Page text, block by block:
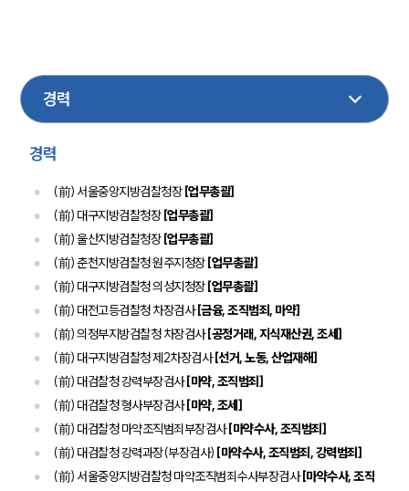
그룹소개
그룹소개
대륜의 강점
오시는 길
글로벌 파트너 로펌
고객의 소리
통합검색
디지털포렌식
경력
(前) 서울중앙지방검찰청장[업무총괄]
(前) 대구지방검찰청장[업무총괄]
(前) 울산지방검찰청장[업무총괄]
(前) 춘천지방검찰청 원주지청장[업무총괄]
(前) 대구지방검찰청 의성지청장[업무총괄]
(前) 대전고등검찰청 차장검사[금융, 조직범죄, 마약]
(前) 의정부지방검찰청 차장검사[공정거래, 지식재산권, 조세]
(前) 대구지방검찰청 제2차장검사[선거, 노동, 산업재해]
(前) 대검찰청 강력부장검사[마약, 조직범죄]
(前) 대검찰청 형사부장검사[마약, 조세]
(前) 대검찰청 마약조직범죄부장검사[마약수사, 조직범죄]
(前) 대검찰청 강력과장(부장검사) [마약수사, 조직범죄, 강력범죄]
(前) 서울중앙지방검찰청 마약조직범죄수사부장검사[마약수사, 조직